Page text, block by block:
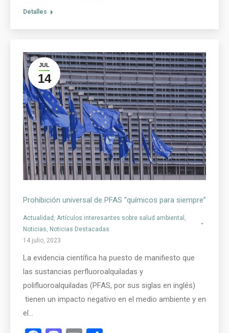
Detalles
JUL
14
Prohibición universal de PFAS “químicos para siempre”
Actualidad , Artículos interesantes sobre salud ambiental ,
Noticias, Noticias Destacadas
14 julio, 2023
La evidencia científica ha puesto de manifiesto que
las sustancias perfluoroalquiladas y
polifluoroalquiladas (PFAS, por sus siglas en inglés)
tienen un impacto negativo en el medio ambiente y en
el…